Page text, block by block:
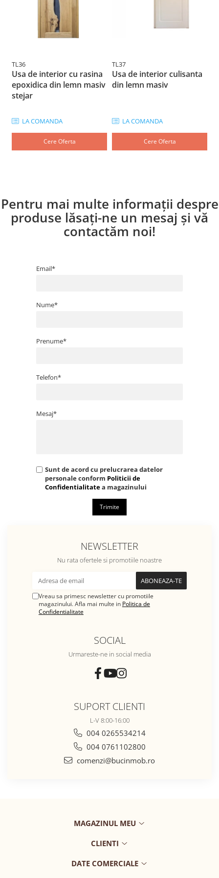
Alegeți ușile de exterior din lemn triplustratificat
pentru a vă bucura de o intrare elegantă, sigură și
confortabilă în casa dumneavoastră!
TL36
Usa de interior cu rasina
epoxidica din lemn masiv
stejar
LA COMANDA
Cere Oferta
TL37
Usa de interior culisanta
din lemn masiv
LA COMANDA
Cere Oferta
Pentru mai multe informații despre
produse lăsați-ne un mesaj și vă
contactăm noi!
Email*
Nume*
Prenume*
Telefon*
Mesaj*
Sunt de acord cu prelucrarea datelor
personale conform Politicii de
Confidentialitatea magazinului
Trimite
NEWSLETTER
Nu rata ofertele si promotiile noastre
Vreau sa primesc newsletter cu promotiile
magazinului. Afla mai multe in Politica de
Confidentialitate
SOCIAL
Urmareste-ne in social media
SUPORT CLIENTI
L-V 8:00-16:00
004 0265534214
004 0761102800
comenzi@bucinmob.ro
MAGAZINUL MEU
CLIENTI
DATE COMERCIALE